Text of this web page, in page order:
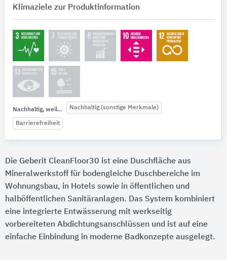
Klimaziele zur Produktinformation
Nachhaltig, weil... Nachhaltig (sonstige Merkmale)
Barrierefreiheit
Die Geberit CleanFloor30 ist eine Duschfläche aus
Mineralwerkstoff für bodengleiche Duschbereiche im
Wohnungsbau, in Hotels sowie in öffentlichen und
halböffentlichen Sanitäranlagen. Das System kombiniert
eine integrierte Entwässerung mit werkseitig
vorbereiteten Abdichtungsanschlüssen und ist auf eine
einfache Einbindung in moderne Badkonzepte ausgelegt.